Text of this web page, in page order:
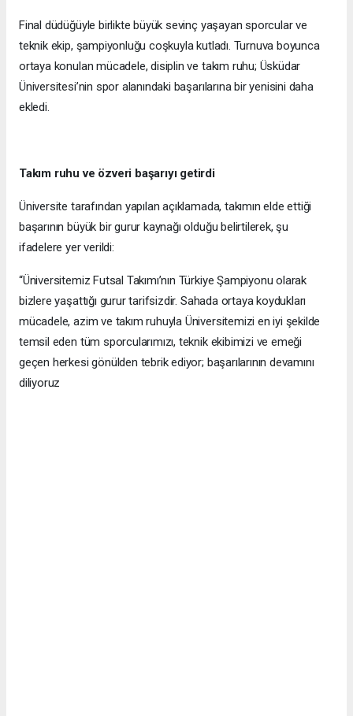
Final düdüğüyle birlikte büyük sevinç yaşayan sporcular ve
teknik ekip, şampiyonluğu coşkuyla kutladı. Turnuva boyunca
ortaya konulan mücadele, disiplin ve takım ruhu; Üsküdar
Üniversitesi’nin spor alanındaki başarılarına bir yenisini daha
ekledi.
Takım ruhu ve özveri başarıyı getirdi
Üniversite tarafından yapılan açıklamada, takımın elde ettiği
başarının büyük bir gurur kaynağı olduğu belirtilerek, şu
ifadelere yer verildi:
“Üniversitemiz Futsal Takımı’nın Türkiye Şampiyonu olarak
bizlere yaşattığı gurur tarifsizdir. Sahada ortaya koydukları
mücadele, azim ve takım ruhuyla Üniversitemizi en iyi şekilde
temsil eden tüm sporcularımızı, teknik ekibimizi ve emeği
geçen herkesi gönülden tebrik ediyor; başarılarının devamını
diliyoruz